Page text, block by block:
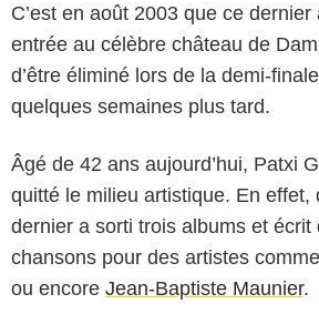
C’est en août 2003 que ce dernier
entrée au célèbre château de
d’être éliminé lors de la demi-
quelques semaines plus tard.
Âgé de 42 ans aujourd’hui, Patxi
quitté le milieu artistique. En effet,
dernier a sorti trois albums et écrit
chansons pour des artistes comme
ou encore Jean-Baptiste Maunier.